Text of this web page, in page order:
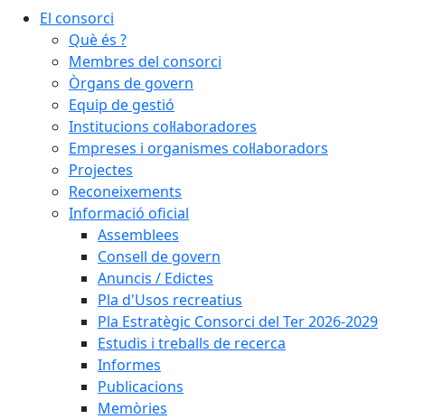
El consorci
Què és ?
Membres del consorci
Òrgans de govern
Equip de gestió
Institucions col·laboradores
Empreses i organismes col·laboradors
Projectes
Reconeixements
Informació oficial
Assemblees
Consell de govern
Anuncis / Edictes
Pla d'Usos recreatius
Pla Estratègic Consorci del Ter 2026-2029
Estudis i treballs de recerca
Informes
Publicacions
Memòries